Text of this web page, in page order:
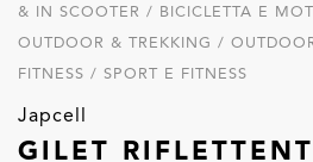
& IN SCOOTER / BICICLETTA E
OUTDOOR & TREKKING /
FITNESS / SPORT E FITNESS
Japcell
GILET